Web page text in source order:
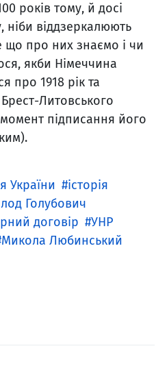
років тому, й досі
ніби віддзеркалюють
що про них знаємо і чи
якби Німеччина
про 1918 рік та
Литовського
підписання його
України
історія
Голубович
договір
УНР
Микола Любинський